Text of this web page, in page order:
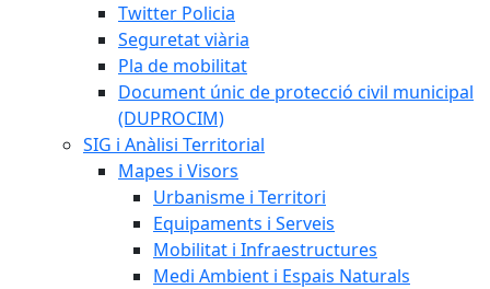
Twitter Policia
Seguretat viària
Pla de mobilitat
Document únic de protecció civil municipal
(DUPROCIM)
SIG i Anàlisi Territorial
Mapes i Visors
Urbanisme i Territori
Equipaments i Serveis
Mobilitat i Infraestructures
Medi Ambient i Espais Naturals